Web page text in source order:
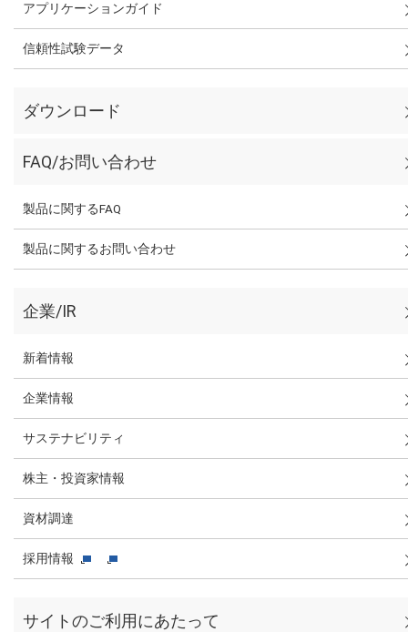
アプリケーションガイド
信頼性試験データ
ダウンロード
FAQ/お問い合わせ
製品に関するFAQ
製品に関するお問い合わせ
企業/IR
新着情報
企業情報
サステナビリティ
株主・投資家情報
資材調達
採用情報
サイトのご利用にあたって